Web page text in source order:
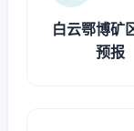
白云鄂博矿
预报